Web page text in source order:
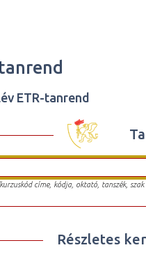
ETR-tanrend
címe, kódja, oktató, tanszék,
Részletes